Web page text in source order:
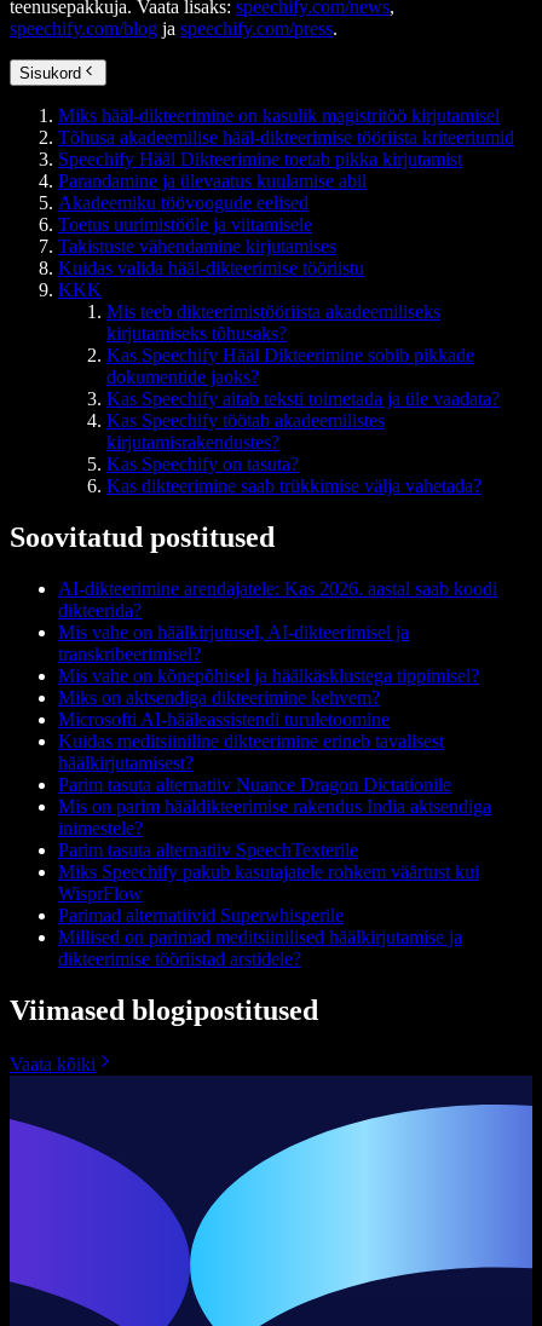
teenusepakkuja. Vaata lisaks: speechify.com/news,
speechify.com/blog ja speechify.com/press.
Sisukord
Miks hääl-dikteerimine on kasulik magistritöö kirjutamisel
Tõhusa akadeemilise hääl-dikteerimise tööriista kriteeriumid
Speechify Hääl Dikteerimine toetab pikka kirjutamist
Parandamine ja ülevaatus kuulamise abil
Akadeemiku töövoogude eelised
Toetus uurimistööle ja viitamisele
Takistuste vähendamine kirjutamises
Kuidas valida hääl-dikteerimise tööriistu
KKK
Mis teeb dikteerimistööriista akadeemiliseks
kirjutamiseks tõhusaks?
Kas Speechify Hääl Dikteerimine sobib pikkade
dokumentide jaoks?
Kas Speechify aitab teksti toimetada ja üle vaadata?
Kas Speechify töötab akadeemilistes
kirjutamisrakendustes?
Kas Speechify on tasuta?
Kas dikteerimine saab trükkimise välja vahetada?
Soovitatud postitused
AI-dikteerimine arendajatele: Kas 2026. aastal saab koodi
dikteerida?
Mis vahe on häälkirjutusel, AI-dikteerimisel ja
transkribeerimisel?
Mis vahe on kõnepõhisel ja häälkäsklustega tippimisel?
Miks on aktsendiga dikteerimine kehvem?
Microsofti AI-hääleassistendi turuletoomine
Kuidas meditsiiniline dikteerimine erineb tavalisest
häälkirjutamisest?
Parim tasuta alternatiiv Nuance Dragon Dictationile
Mis on parim hääldikteerimise rakendus India aktsendiga
inimestele?
Parim tasuta alternatiiv SpeechTexterile
Miks Speechify pakub kasutajatele rohkem väärtust kui
WisprFlow
Parimad alternatiivid Superwhisperile
Millised on parimad meditsiinilised häälkirjutamise ja
dikteerimise tööriistad arstidele?
Viimased blogipostitused
Vaata kõiki